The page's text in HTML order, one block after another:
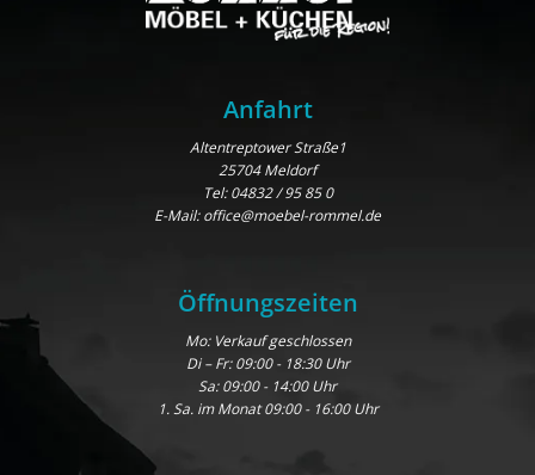
Anfahrt
Altentreptower Straße1
25704 Meldorf
Tel:04832 / 95 85 0
E-Mail:office@moebel-rommel.de
Öffnungszeiten
Mo: Verkauf geschlossen
Di – Fr: 09:00 - 18:30 Uhr
Sa: 09:00 - 14:00 Uhr
1. Sa. im Monat 09:00 - 16:00 Uhr